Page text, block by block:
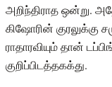
அறிந்திராத ஒன்று.
கிஷோரின் குரலுக்கு
ராதாரவியும் தான்
குறிப்பிடத்தகக்து.